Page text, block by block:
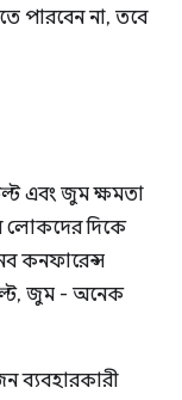
পারবেন না, তবে
এবং জুম ক্ষমতা
লোকদের দিকে
কনফারেন্স
জুম - অনেক
ব্যবহারকারী